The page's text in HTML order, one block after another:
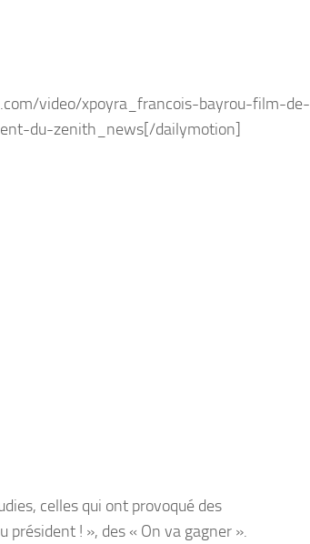
video/xpoyra_francois-bayrou-film-de-
du-zenith_news[/dailymotion]
celles qui ont provoqué des
! », des « On va gagner ».